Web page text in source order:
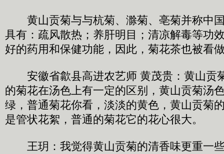
黄山贡菊与与杭菊、滁菊、亳菊并称中
具有：疏风散热；养肝明目；清凉解毒等功
好的药用和保健功能，因此，菊花茶也被看
安徽省歙县高进农艺师 黄茂贵：黄山贡
的菊花在汤色上有一定的区别，黄山贡菊汤
绿，普通菊花你看，淡淡的黄色，黄山贡菊
是管状花絮，普通的菊花它的花心很大。
王玥：我觉得黄山贡菊的清香味更重一